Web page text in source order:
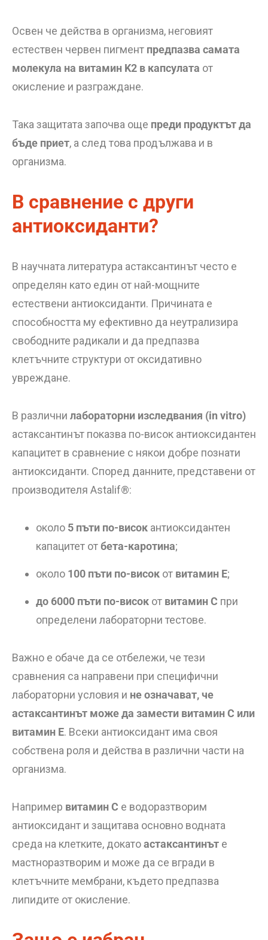
Освен че действа в организма, неговият
естествен червен пигмент предпазва самата
молекула на витамин K2 в капсулата от
окисление и разграждане.
Така защитата започва още преди продуктът да
бъде приет, а след това продължава и в
организма.
В сравнение с други
антиоксиданти?
В научната литература астаксантинът често е
определян като един от най-мощните
естествени антиоксиданти. Причината е
способността му ефективно да неутрализира
свободните радикали и да предпазва
клетъчните структури от оксидативно
увреждане.
В различни лабораторни изследвания (in vitro)
астаксантинът показва по-висок антиоксидантен
капацитет в сравнение с някои добре познати
антиоксиданти. Според данните, представени от
производителя Astalif®:
около 5 пъти по-висок антиоксидантен
капацитет отбета-каротина;
около 100 пъти по-висок от витамин Е;
до 6000 пъти по-висок от витамин C при
определени лабораторни тестове.
Важно е обаче да се отбележи, че тези
сравнения са направени при специфични
лабораторни условия и не означават, че
астаксантинът може да замести витамин C или
витамин E. Всеки антиоксидант има своя
собствена роля и действа в различни части на
организма.
Например витамин C е водоразтворим
антиоксидант и защитава основно водната
среда на клетките, докатоастаксантинът е
мастноразтворим и може да се вгради в
клетъчните мембрани, където предпазва
липидите от окисление.